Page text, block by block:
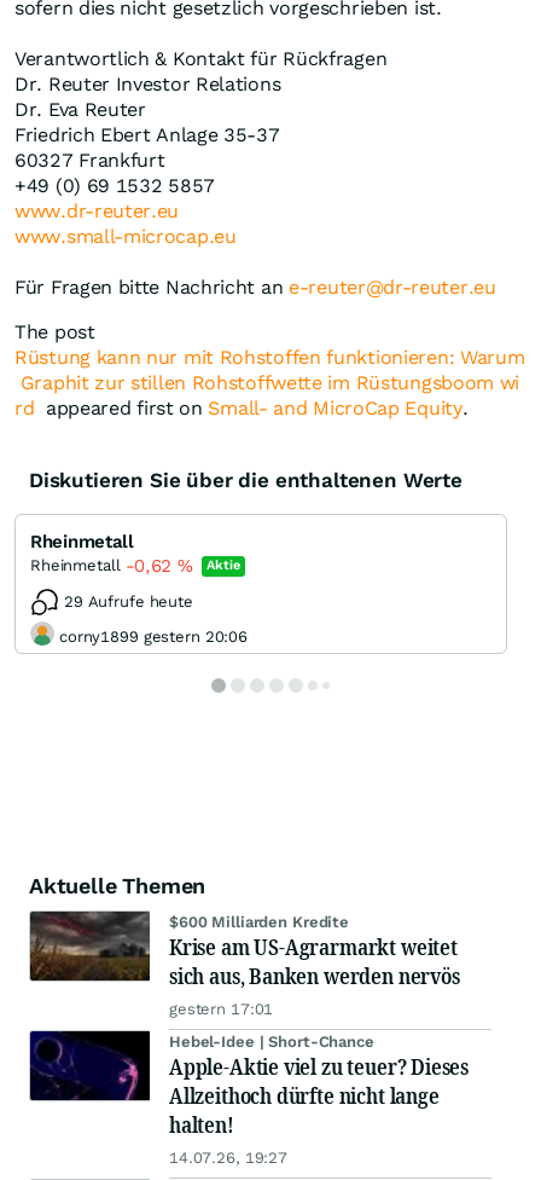
sofern dies nicht gesetzlich vorgeschrieben ist.
Verantwortlich & Kontakt für Rückfragen
Dr. Reuter Investor Relations
Dr. Eva Reuter
Friedrich Ebert Anlage 35-37
60327 Frankfurt
+49 (0) 69 1532 5857
www.dr-reuter.eu
www.small-microcap.eu
Für Fragen bitte Nachricht an e-reuter@dr-reuter.eu
The post
Rüstung kann nur mit Rohstoffen funktionieren: Warum
Graphit zur stillen Rohstoffwette im Rüstungsboom wi
rd appeared first on Small- and MicroCap Equity.
Diskutieren Sie über die enthaltenen Werte
Rheinmetall
Rheinmetall -0,62 % Aktie
29 Aufrufe heute
corny1899 gestern 20:06
Aktuelle Themen
$600 Milliarden Kredite
Krise am US-Agrarmarkt weitet
sich aus, Banken werden nervös
gestern 17:01
Hebel-Idee | Short-Chance
Apple-Aktie viel zu teuer? Dieses
Allzeithoch dürfte nicht lange
halten!
14.07.26, 19:27